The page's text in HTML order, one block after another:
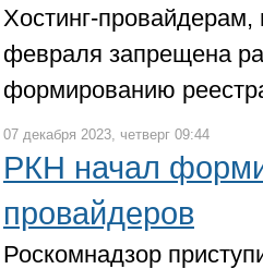
Хостинг-
февраля запрещена
формированию
07 декабря 2023, четверг 09:44
РКН начал
провайдеров
Роскомнадзор